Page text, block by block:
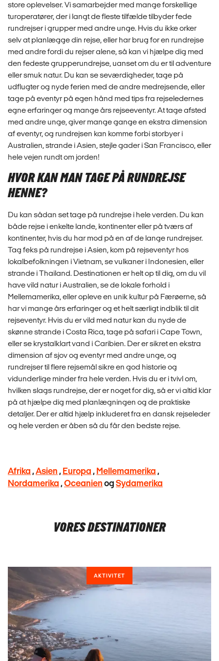
store oplevelser. Vi samarbejder med mange forskellige
turoperatører, der i langt de fleste tilfælde tilbyder fede
rundrejser i grupper med andre unge. Hvis du ikke orker
selv at planlægge din rejse, eller har brug for en rundrejse
med andre fordi du rejser alene, så kan vi hjælpe dig med
den fedeste grupperundrejse, uanset om du er til adventure
eller smuk natur. Du kan se seværdigheder, tage på
udflugter og nyde ferien med de andre medrejsende, eller
tage på eventyr på egen hånd med tips fra rejseledernes
egne erfaringer og mange års rejseeventyr. At tage afsted
med andre unge, giver mange gange en ekstra dimension
af eventyr, og rundrejsen kan komme forbi storbyer i
Australien, strande i Asien, stejle gader i San Francisco, eller
hele vejen rundt om jorden!
HVOR KAN MAN TAGE PÅ RUNDREJSE
HENNE?
Du kan sådan set tage på rundrejse i hele verden. Du kan
både rejse i enkelte lande, kontinenter eller på tværs af
kontinenter, hvis du har mod på en af de lange rundrejser.
Tag feks på rundrejse i Asien, kom på rejseventyr hos
lokalbefolkningen i Vietnam, se vulkaner i Indonesien, eller
strande i Thailand. Destinationen er helt op til dig, om du vil
have vild natur i Australien, se de lokale forhold i
Mellemamerika, eller opleve en unik kultur på Færøerne, så
har vi mange års erfaringer og et helt særligt indblik til dit
rejseventyr. Hvis du er vild med natur kan du nyde de
skønne strande i Costa Rica, tage på safari i Cape Town,
eller se krystalklart vand i Caribien. Der er sikret en ekstra
dimension af sjov og eventyr med andre unge, og
rundrejser til flere rejsemål sikre en god historie og
vidunderlige minder fra hele verden. Hvis du er i tvivl om,
hvilken slags rundrejse, der er noget for dig, så er vi altid klar
på at hjælpe dig med planlægningen og de praktiske
detaljer. Der er altid hjælp inkluderet fra en dansk rejseleder
og hele verden er åben så du får den bedste rejse.
Afrika ,Asien , Europa , Mellemamerika ,
Nordamerika ,Oceanien og Sydamerika
VORES DESTINATIONER
AKTIVITET